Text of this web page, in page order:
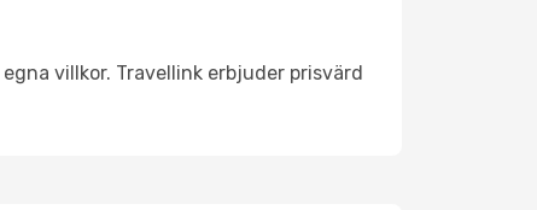
villkor. Travellink erbjuder prisvärd